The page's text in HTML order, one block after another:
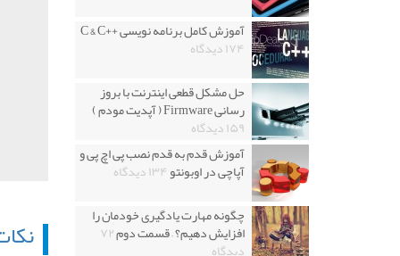
آموزش کامل برنامه نویسی ++C & C
۱۷۴ دیدگاه
حل مشکل قطعی اینترنت با بروز
رسانی Firmware ( آپدیت مودم )
۱۵۹ دیدگاه
آموزش قدم به قدم نصب پی اچ پی و
آپاچی در اوبونتو۱۳۴ دیدگاه
چگونه مهارت یادگیری خودمان را
افزایش دهیم؟ – قسمت دوم۷۲
دیدگاه